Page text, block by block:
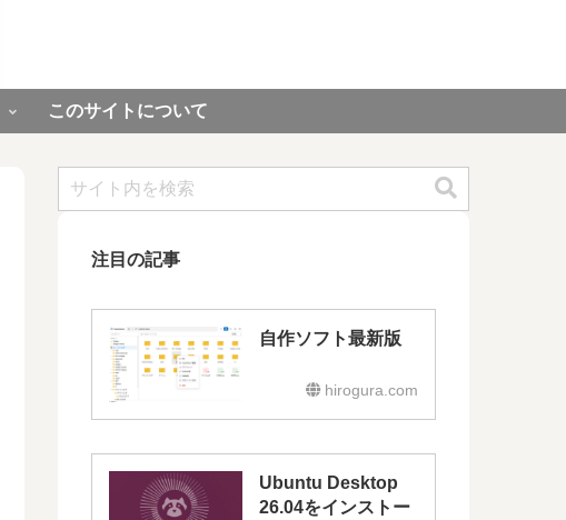
このサイトについて
注目の記事
自作ソフト最新版
hirogura.com
Ubuntu Desktop
26.04をインストー